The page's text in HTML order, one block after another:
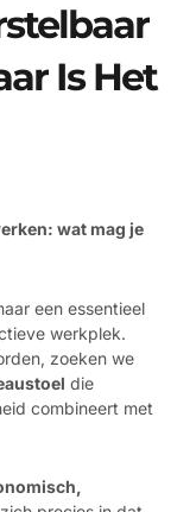
Is Het
wat mag je
een essentieel
werkplek.
zoeken we
die
combineert met